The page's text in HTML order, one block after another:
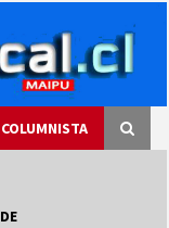
COLUMNISTA